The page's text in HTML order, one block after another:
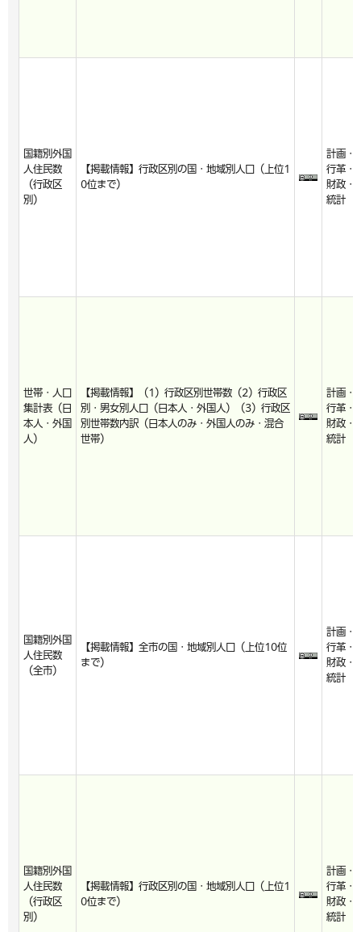
国籍別外国
人住民数
（行政区
別）
【掲載情報】行政区別の国・地域別人口（上位1
0位まで）
計画・
行革・
財政・
統計
世帯・人口
集計表（日
本人・外国
人）
【掲載情報】（1）行政区別世帯数（2）行政区
別・男女別人口（日本人・外国人）（3）行政区
別世帯数内訳（日本人のみ・外国人のみ・混合
世帯）
計画・
行革・
財政・
統計
国籍別外国
人住民数
（全市）
【掲載情報】全市の国・地域別人口（上位10位
まで）
計画・
行革・
財政・
統計
国籍別外国
人住民数
（行政区
別）
【掲載情報】行政区別の国・地域別人口（上位1
0位まで）
計画・
行革・
財政・
統計